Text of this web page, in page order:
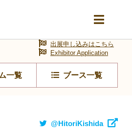
一覧 ブース一覧
出展申し込みはこちら
Exhibitor Application
@HitoriKishida